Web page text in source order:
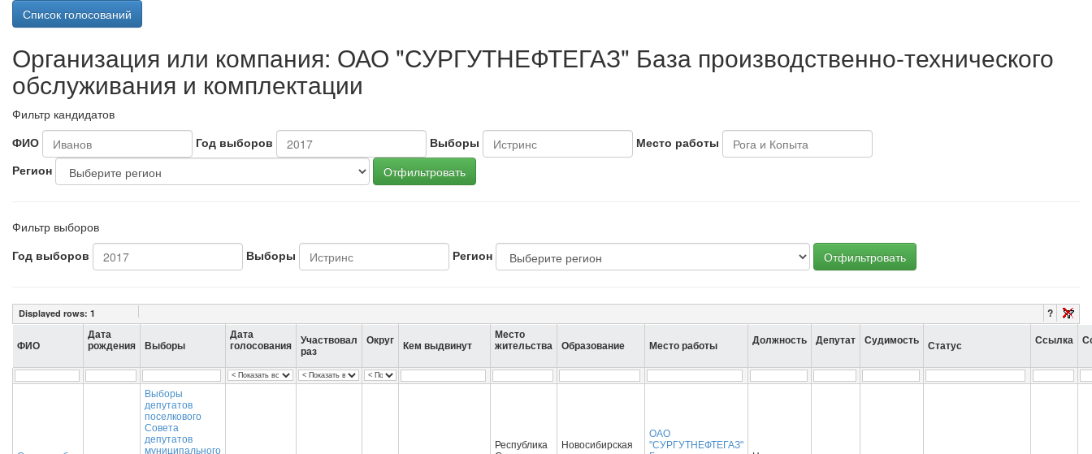
Список голосований
Организация или компания: ОАО "СУРГУТНЕФТЕГАЗ" База производственно-технического
обслуживания и комплектации
Фильтр кандидатов
ФИО
Год выборов Выборы
Место работы
Регион
Отфильтровать
Фильтр выборов
Год выборов
Выборы Регион Отфильтровать
Displayed rows: 1 ?
ФИО
Дата
рождения
Выборы
Дата
голосования
Участвовал
раз
Округ Кем выдвинут
Место
жительства
Образование Место работы Должность Депутат Судимость Статус Ссылка
Выборы
депутатов
поселкового
Совета
депутатов
муниципального
Республика
Новосибирская
ОАО
"СУРГУТНЕФТЕГАЗ"